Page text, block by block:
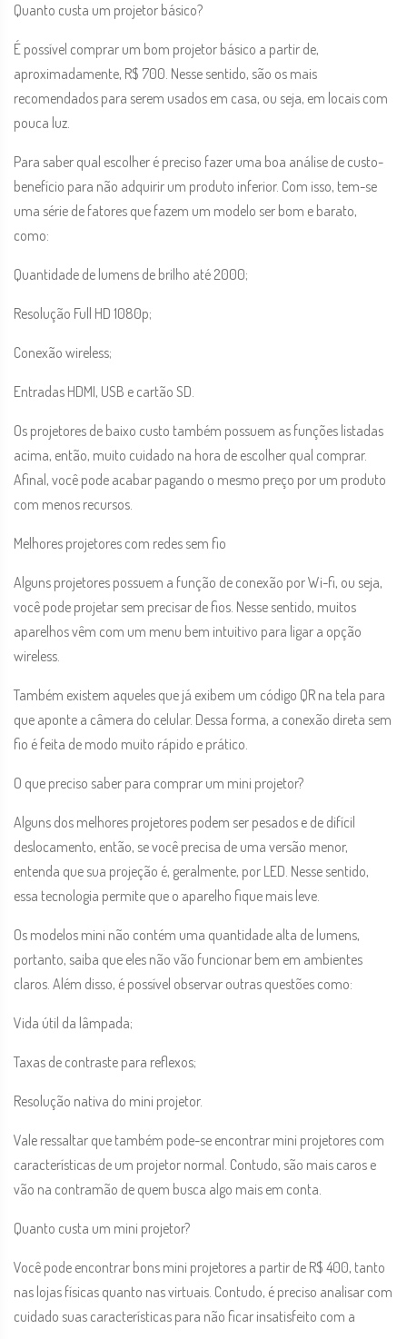
Quanto custa um projetor básico?
É possível comprar um bom projetor básico a partir de,
aproximadamente, R$ 700. Nesse sentido, são os mais
recomendados para serem usados em casa, ou seja, em locais com
pouca luz.
Para saber qual escolher é preciso fazer uma boa análise de custo-
benefício para não adquirir um produto inferior. Com isso, tem-se
uma série de fatores que fazem um modelo ser bom e barato,
como:
Quantidade de lumens de brilho até 2000;
Resolução Full HD 1080p;
Conexão wireless;
Entradas HDMI, USB e cartão SD.
Os projetores de baixo custo também possuem as funções listadas
acima, então, muito cuidado na hora de escolher qual comprar.
Afinal, você pode acabar pagando o mesmo preço por um produto
com menos recursos.
Melhores projetores com redes sem fio
Alguns projetores possuem a função de conexão por Wi-fi, ou seja,
você pode projetar sem precisar de fios. Nesse sentido, muitos
aparelhos vêm com um menu bem intuitivo para ligar a opção
wireless.
Também existem aqueles que já exibem um código QR na tela para
que aponte a câmera do celular. Dessa forma, a conexão direta sem
fio é feita de modo muito rápido e prático.
O que preciso saber para comprar um mini projetor?
Alguns dos melhores projetores podem ser pesados e de difícil
deslocamento, então, se você precisa de uma versão menor,
entenda que sua projeção é, geralmente, por LED. Nesse sentido,
essa tecnologia permite que o aparelho fique mais leve.
Os modelos mini não contém uma quantidade alta de lumens,
portanto, saiba que eles não vão funcionar bem em ambientes
claros. Além disso, é possível observar outras questões como:
Vida útil da lâmpada;
Taxas de contraste para reflexos;
Resolução nativa do mini projetor.
Vale ressaltar que também pode-se encontrar mini projetores com
características de um projetor normal. Contudo, são mais caros e
vão na contramão de quem busca algo mais em conta.
Quanto custa um mini projetor?
Você pode encontrar bons mini projetores a partir de R$ 400, tanto
nas lojas físicas quanto nas virtuais. Contudo, é preciso analisar com
cuidado suas características para não ficar insatisfeito com a